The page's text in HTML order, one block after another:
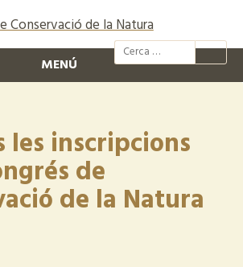
@xcn.cat
MENÚ
les inscripcions
de
de la Natura